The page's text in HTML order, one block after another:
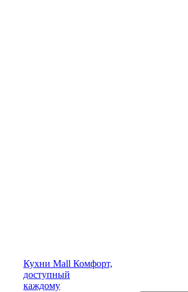
Кухни Mall Комфорт,
доступный
каждому